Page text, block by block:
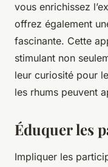
vous enrichissez
offrez également
fascinante. Cette
stimulant non
leur curiosité pour
les rhums peuvent
Éduquer les
Impliquer les